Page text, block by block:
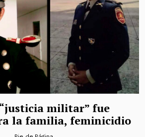
militar” fue
la familia, feminicidio